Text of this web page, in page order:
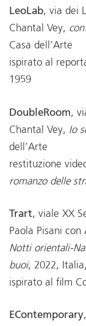
LeoLab, via dei
Chantal Vey,
Casa dell’Arte
ispirato al
1959
DoubleRoom,
Chantal Vey, Io
dell’Arte
restituzione
romanzo delle
Trart, viale XX
Paola Pisani
Notti orientali-
buoi, 2022,
ispirato al film
EContemporary